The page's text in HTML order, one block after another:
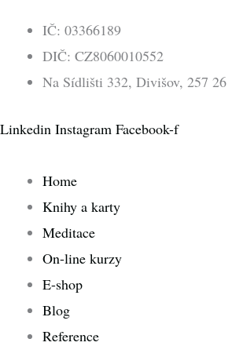
IČ: 03366189
DIČ: CZ8060010552
Na Sídlišti 332, Divišov, 257 26
Linkedin Instagram Facebook-f
Home
Knihy a karty
Meditace
On-line kurzy
E-shop
Blog
Reference